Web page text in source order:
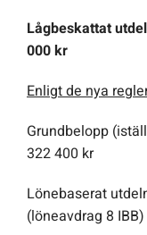
Lågbeskattat
000 kr
Enligt de nya
Grundbelopp
322 400 kr
Lönebaserat
(löneavdrag 8